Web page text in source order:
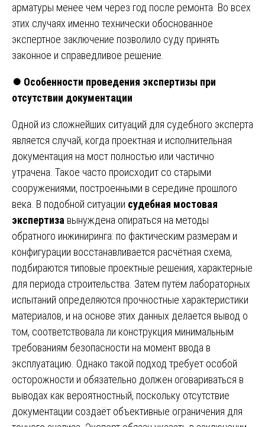
арматуры менее чем через год после ремонта. Во всех
этих случаях именно технически обоснованное
экспертное заключение позволило суду принять
законное и справедливое решение.
⏺️ Особенности проведения экспертизы при
отсутствии документации
Одной из сложнейших ситуаций для судебного эксперта
является случай, когда проектная и исполнительная
документация на мост полностью или частично
утрачена. Такое часто происходит со старыми
сооружениями, построенными в середине прошлого
века. В подобной ситуации судебная мостовая
экспертиза вынуждена опираться на методы
обратного инжиниринга: по фактическим размерам и
конфигурации восстанавливается расчётная схема,
подбираются типовые проектные решения, характерные
для периода строительства. Затем путём лабораторных
испытаний определяются прочностные характеристики
материалов, и на основе этих данных делается вывод о
том, соответствовала ли конструкция минимальным
требованиям безопасности на момент ввода в
эксплуатацию. Однако такой подход требует особой
осторожности и обязательно должен оговариваться в
выводах как вероятностный, поскольку отсутствие
документации создаёт объективные ограничения для